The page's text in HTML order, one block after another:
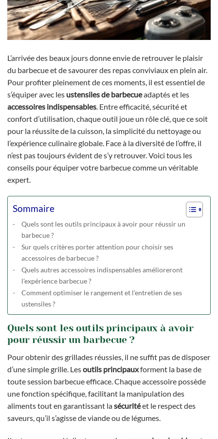
L’arrivée des beaux jours donne envie de retrouver le plaisir
du barbecue et de savourer des repas conviviaux en plein air.
Pour profiter pleinement de ces moments, il est essentiel de
s’équiper avec les ustensiles de barbecueadaptés et les
accessoires indispensables. Entre efficacité, sécurité et
confort d’utilisation, chaque outil joue un rôle clé, que ce soit
pour la réussite de la cuisson, la simplicité du nettoyage ou
l’expérience culinaire globale. Face à la diversité de l’offre, il
n’est pas toujours évident de s’y retrouver. Voici tous les
conseils pour équiper votre barbecue comme un véritable
expert.
Sommaire
Quels sont les outils principaux à avoir pour réussir un
barbecue ?
Sur quels critères porter attention pour choisir ses
accessoires de barbecue ?
Quels autres accessoires indispensables amélioreront
l’expérience barbecue ?
Comment optimiser le rangement et l’entretien de ses
ustensiles ?
Quels sont les outils principaux à avoir
pour réussir un barbecue ?
Pour obtenir des grillades réussies, il ne suffit pas de disposer
d’une simple grille. Lesoutils principauxforment la base de
toute session barbecue efficace. Chaque accessoire possède
une fonction spécifique, facilitant la manipulation des
aliments tout en garantissant lasécuritéet le respect des
saveurs, qu’il s’agisse de viande ou de légumes.